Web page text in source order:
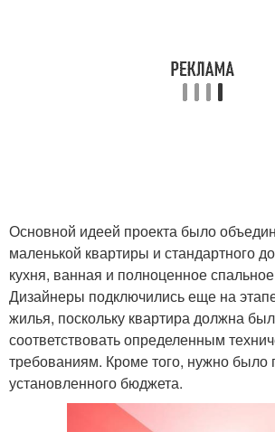
Основной идеей проекта было
маленькой квартиры и стандартного
кухня, ванная и полноценное
Дизайнеры подключились еще на
жилья, поскольку квартира должна
соответствовать определенным
требованиям. Кроме того, нужно было
установленного бюджета.